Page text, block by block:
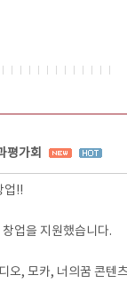
평가회
업!!
업을 지원했습니다.
오, 모카, 너의꿈 콘텐